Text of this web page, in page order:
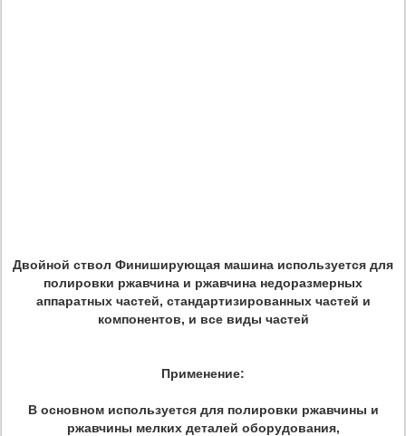
Двойной ствол Финиширующая машина используется для
полировки ржавчина и ржавчина недоразмерных
аппаратных частей, стандартизированных частей и
компонентов, и все виды частей
Применение:
В основном используется для полировки ржавчины и
ржавчины мелких деталей оборудования,